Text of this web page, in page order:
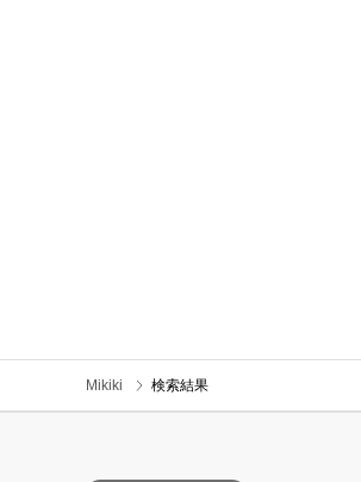
Mikiki 検索結果